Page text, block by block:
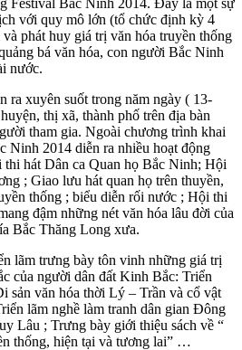
với quy mô lớn (tổ chức định kỳ 4
phát huy giá trị văn hóa truyền thống
bá văn hóa, con người Bắc Ninh
nước.
ra xuyên suốt trong năm ngày ( 13-
thị xã, thành phố trên địa bàn
tham gia. Ngoài chương trình khai
Ninh 2014 diễn ra nhiều hoạt động
hát Dân ca Quan họ Bắc Ninh; Hội
; Giao lưu hát quan họ trên thuyền,
thống ; biểu diễn rối nước ; Hội thi
đậm những nét văn hóa lâu đời của
Bắc Thăng Long xưa.
lãm trưng bày tôn vinh những giá trị
của người dân đất Kinh Bắc: Triển
sản văn hóa thời Lý – Trần và cổ vật
lãm nghề làm tranh dân gian Đông
Lâu ; Trưng bày giới thiệu sách về “
thống, hiện tại và tương lai” …